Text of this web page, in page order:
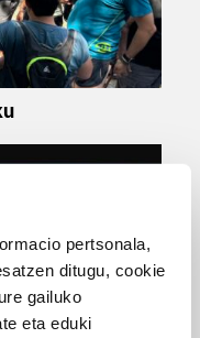
pertsonala,
ditugu, cookie
gailuko
eta eduki